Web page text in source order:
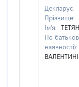
Декларує:
Прізвище:
Ім'я:
По
наявності):